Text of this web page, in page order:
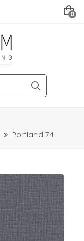
0
Portland 74